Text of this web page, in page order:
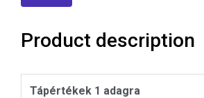
Product description
Tápértékek 1 adagra